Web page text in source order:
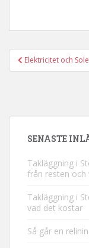
Elektricitet och
SENASTE
Takläggning i
från resten och
Takläggning i
vad det kostar
Så går en